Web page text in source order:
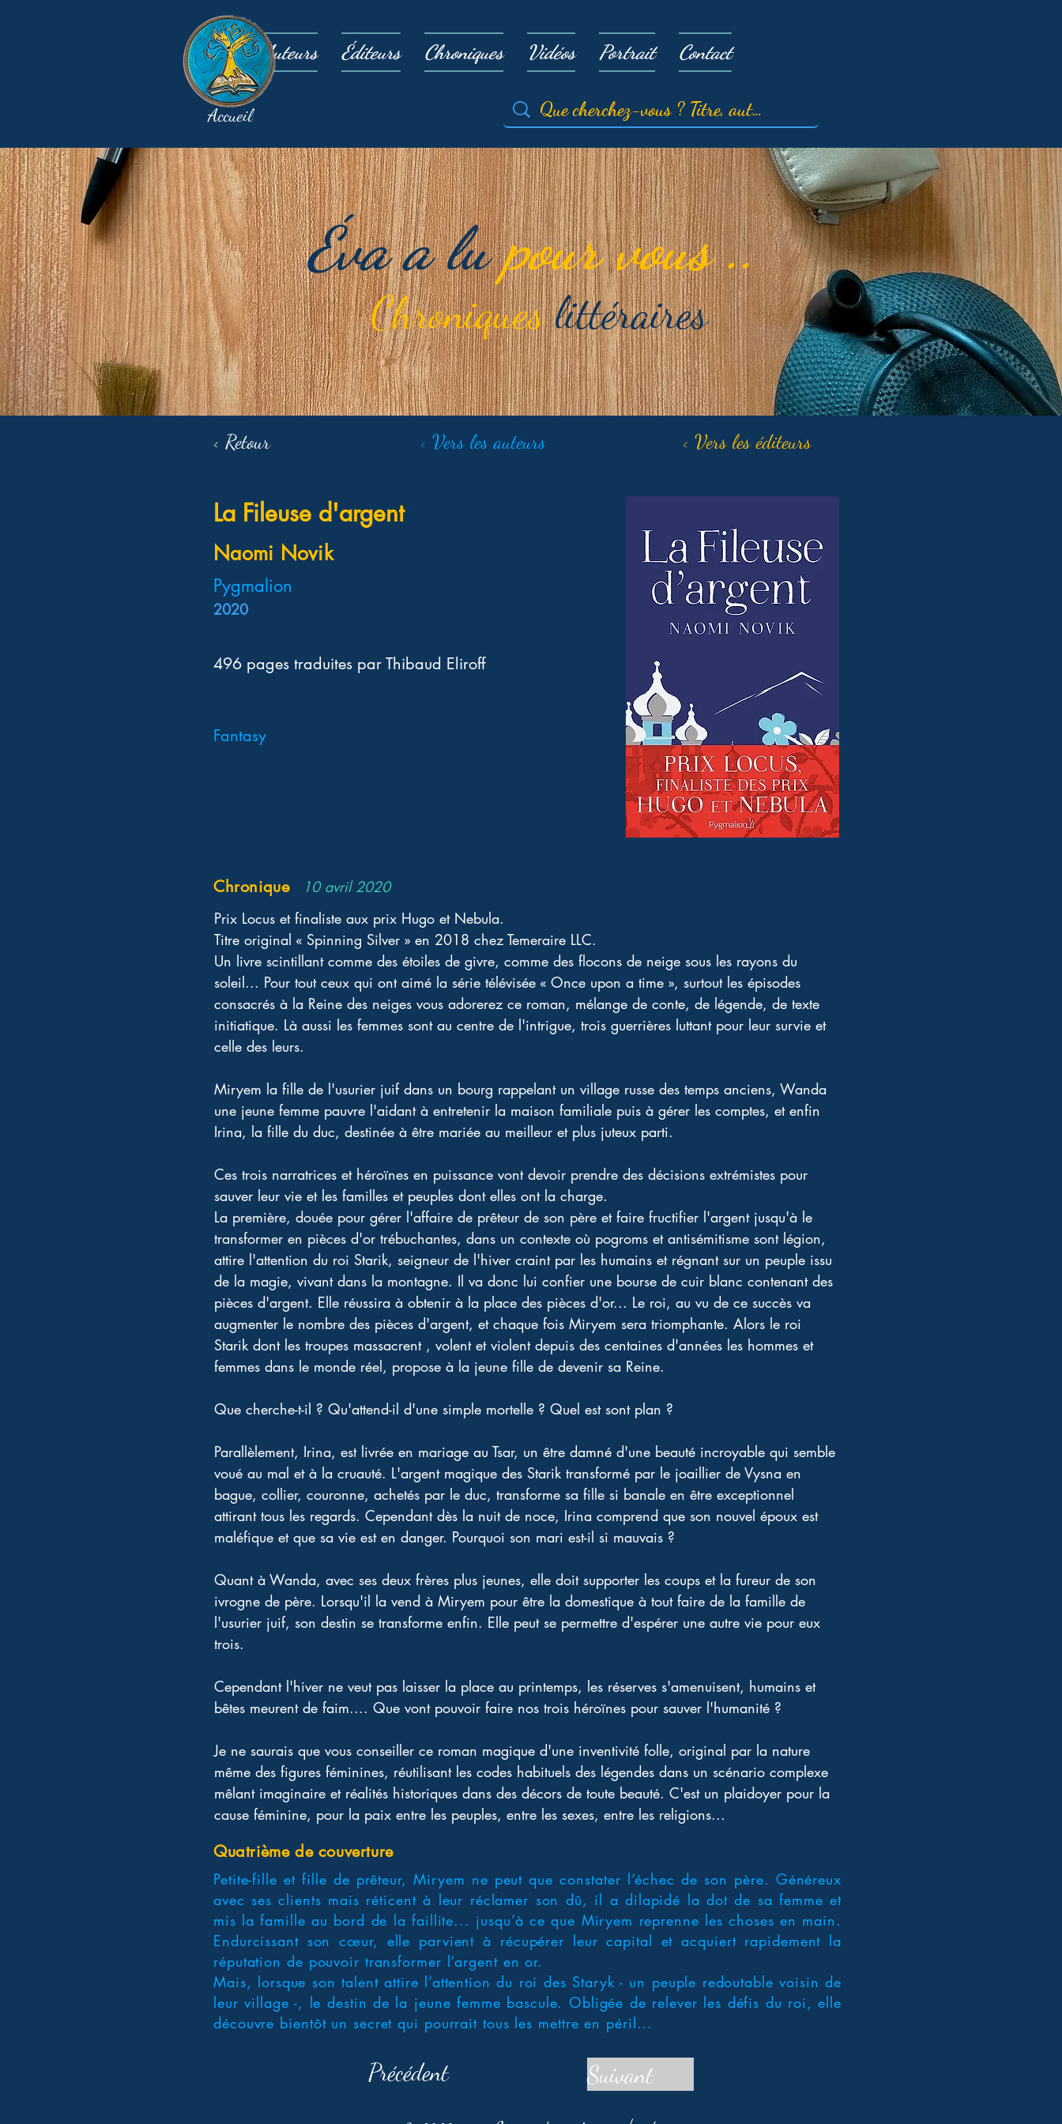
Auteurs Éditeurs Chroniques Vidéos Portrait Contact
Accueil
Éva a lupour vous ..
Chroniqueslittéraires
La Fileuse d'argent
Naomi Novik
Pygmalion
2020
496 pages traduites par Thibaud Eliroff
Fantasy
Chronique
10 avril 2020
Prix Locus et finaliste aux prix Hugo et Nebula.
Titre original « Spinning Silver » en 2018 chez Temeraire LLC.
Un livre scintillant comme des étoiles de givre, comme des flocons de neige sous les rayons du
soleil... Pour tout ceux qui ont aimé la série télévisée « Once upon a time », surtout les épisodes
consacrés à la Reine des neiges vous adorerez ce roman, mélange de conte, de légende, de texte
initiatique. Là aussi les femmes sont au centre de l'intrigue, trois guerrières luttant pour leur survie et
celle des leurs.
Miryem la fille de l'usurier juif dans un bourg rappelant un village russe des temps anciens, Wanda
une jeune femme pauvre l'aidant à entretenir la maison familiale puis à gérer les comptes, et enfin
Irina, la fille du duc, destinée à être mariée au meilleur et plus juteux parti.
Ces trois narratrices et héroïnes en puissance vont devoir prendre des décisions extrémistes pour
sauver leur vie et les familles et peuples dont elles ont la charge.
La première, douée pour gérer l'affaire de prêteur de son père et faire fructifier l'argent jusqu'à le
transformer en pièces d'or trébuchantes, dans un contexte où pogroms et antisémitisme sont légion,
attire l'attention du roi Starik, seigneur de l'hiver craint par les humains et régnant sur un peuple issu
de la magie, vivant dans la montagne. Il va donc lui confier une bourse de cuir blanc contenant des
pièces d'argent. Elle réussira à obtenir à la place des pièces d'or... Le roi, au vu de ce succès va
augmenter le nombre des pièces d'argent, et chaque fois Miryem sera triomphante. Alors le roi
Starik dont les troupes massacrent , volent et violent depuis des centaines d'années les hommes et
femmes dans le monde réel, propose à la jeune fille de devenir sa Reine.
Que cherche-t-il ? Qu'attend-il d'une simple mortelle ? Quel est sont plan ?
Parallèlement, Irina, est livrée en mariage au Tsar, un être damné d'une beauté incroyable qui semble
voué au mal et à la cruauté. L'argent magique des Starik transformé par le joaillier de Vysna en
bague, collier, couronne, achetés par le duc, transforme sa fille si banale en être exceptionnel
attirant tous les regards. Cependant dès la nuit de noce, Irina comprend que son nouvel époux est
maléfique et que sa vie est en danger. Pourquoi son mari est-il si mauvais ?
Quant à Wanda, avec ses deux frères plus jeunes, elle doit supporter les coups et la fureur de son
ivrogne de père. Lorsqu'il la vend à Miryem pour être la domestique à tout faire de la famille de
l'usurier juif, son destin se transforme enfin. Elle peut se permettre d'espérer une autre vie pour eux
trois.
Cependant l'hiver ne veut pas laisser la place au printemps, les réserves s'amenuisent, humains et
bêtes meurent de faim.... Que vont pouvoir faire nos trois héroïnes pour sauver l'humanité ?
Je ne saurais que vous conseiller ce roman magique d'une inventivité folle, original par la nature
même des figures féminines, réutilisant les codes habituels des légendes dans un scénario complexe
mêlant imaginaire et réalités historiques dans des décors de toute beauté. C'est un plaidoyer pour la
cause féminine, pour la paix entre les peuples, entre les sexes, entre les religions...
Quatrième de couverture
Petite-fille et fille de prêteur, Miryem ne peut que constater l’échec de son père. Généreux
avec ses clients mais réticent à leur réclamer son dû, il a dilapidé la dot de sa femme et
mis la famille au bord de la faillite... jusqu’à ce que Miryem reprenne les choses en main.
Endurcissant son cœur, elle parvient à récupérer leur capital et acquiert rapidement la
réputation de pouvoir transformer l’argent en or.
Mais, lorsque son talent attire l’attention du roi des Staryk - un peuple redoutable voisin de
leur village -, le destin de la jeune femme bascule. Obligée de relever les défis du roi, elle
découvre bientôt un secret qui pourrait tous les mettre en péril...
Précédent Suivant
< Retour < Vers les auteurs < Vers les éditeurs